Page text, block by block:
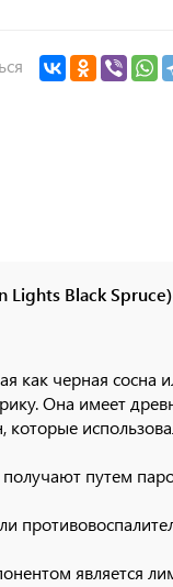
Black
как черная сосна
Она имеет
путем
является